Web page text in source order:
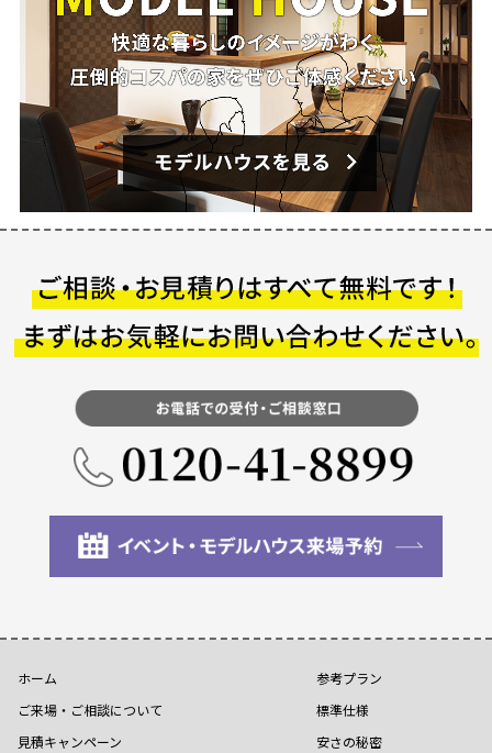
ホーム
ご来場・ご相談について
見積キャンペーン
参考プラン
標準仕様
安さの秘密